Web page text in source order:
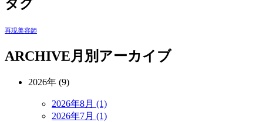
タグ
再現美容師
ARCHIVE月別アーカイブ
2026年 (9)
2026年8月 (1)
2026年7月 (1)